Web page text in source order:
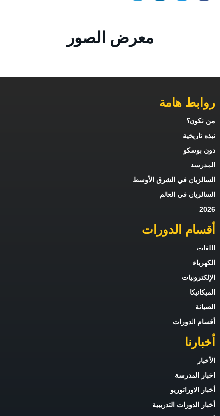
معرض الصور
روابط هامة
من نكون؟
نبذه تاريخية
دون بوسكو
المدرسة
السالزيان في الشرق الأوسط
السالزيان في العالم
2026
أقسام الدورات
اللغات
الكهرباء
الإلكترونيات
الميكانيكا
الصيانة
أقسام الدورات
أخبارنا
الأخبار
اخبار المدرسة
أخبار الاوراتوريو
أخبار الدورات التدريبية